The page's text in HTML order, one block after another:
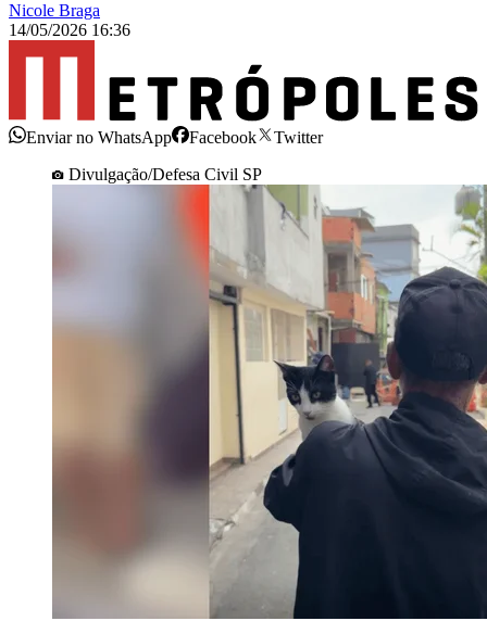
Nicole Braga
14/05/2026 16:36
Enviar no WhatsApp Facebook
Twitter
Divulgação/Defesa Civil SP